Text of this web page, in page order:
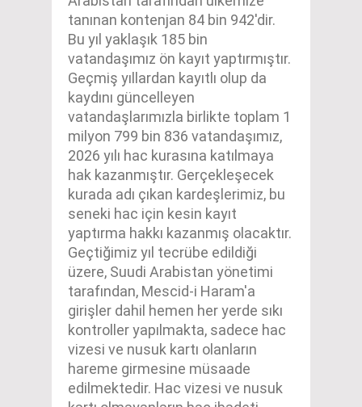
tanınan kontenjan 84 bin 942'dir.
Bu yıl yaklaşık 185 bin
vatandaşımız ön kayıt yaptırmıştır.
Geçmiş yıllardan kayıtlı olup da
kaydını güncelleyen
vatandaşlarımızla birlikte toplam 1
milyon 799 bin 836 vatandaşımız,
2026 yılı hac kurasına katılmaya
hak kazanmıştır. Gerçekleşecek
kurada adı çıkan kardeşlerimiz, bu
seneki hac için kesin kayıt
yaptırma hakkı kazanmış olacaktır.
Geçtiğimiz yıl tecrübe edildiği
üzere, Suudi Arabistan yönetimi
tarafından, Mescid-i Haram'a
girişler dahil hemen her yerde sıkı
kontroller yapılmakta, sadece hac
vizesi ve nusuk kartı olanların
hareme girmesine müsaade
edilmektedir. Hac vizesi ve nusuk